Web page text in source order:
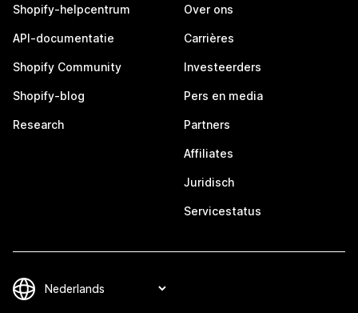
Shopify-helpcentrum
API-documentatie
Shopify Community
Shopify-blog
Research
Over ons
Carrières
Investeerders
Pers en media
Partners
Affiliates
Juridisch
Servicestatus